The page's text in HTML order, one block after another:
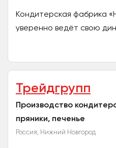
Кондитерская фабрика
уверенно ведёт свою
Трейдгрупп
Производство
пряники, печенье
Россия, Нижний Новгород